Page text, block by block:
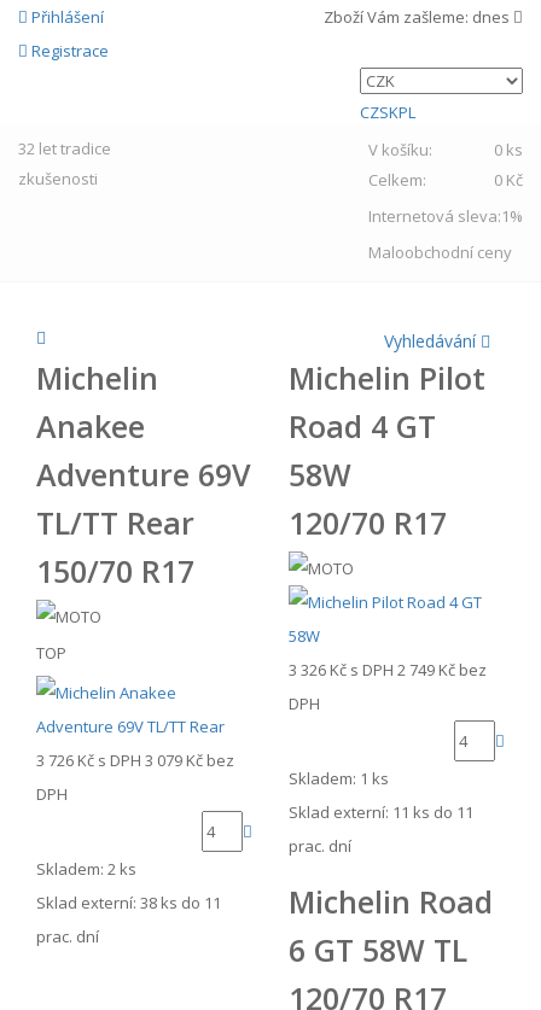
Přihlášení
Registrace
Zboží Vám zašleme: dnes
CZSKPL
32 lettradice
zkušenosti
V košíku:
0 ks
Celkem:
0 Kč
Internetová sleva:1%
Maloobchodní ceny
Vyhledávání
Michelin
Anakee
Adventure 69V
TL/TT Rear
150/70 R17
TOP
3 726 Kč s DPH 3 079 Kč bez
DPH
Skladem: 2 ks
Sklad externí: 38 ks do 11
prac. dní
Michelin Pilot
Road 4 GT
58W
120/70 R17
3 326 Kč s DPH 2 749 Kč bez
DPH
Skladem: 1 ks
Sklad externí: 11 ks do 11
prac. dní
Michelin Road
6 GT 58W TL
120/70 R17